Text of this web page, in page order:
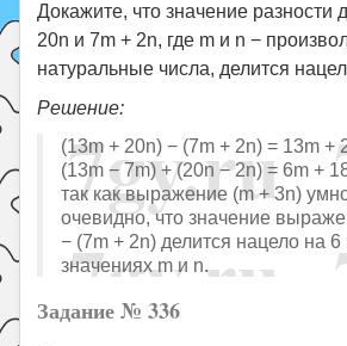
Докажите, что значение разности
20n и 7m + 2n, где m и n −
натуральные числа, делится
Решение:
(13m + 20n) − (7m + 2n) = 13m +
(13m − 7m) + (20n − 2n) = 6m +
так как выражение (m + 3n)
очевидно, что значение
− (7m + 2n) делится нацело на
значениях m и n.
Задание № 336